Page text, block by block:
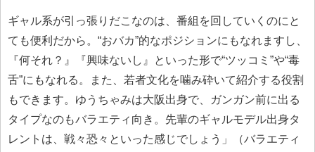
ギャル系が引っ張りだこなのは、番組を回していくのにと
ても便利だから。“おバカ”的なポジションにもなれますし、
『何それ？』『興味ないし』といった形で“ツッコミ”や“毒
舌”にもなれる。また、若者文化を噛み砕いて紹介する役割
もできます。ゆうちゃみは大阪出身で、ガンガン前に出る
タイプなのもバラエティ向き。先輩のギャルモデル出身タ
レントは、戦々恐々といった感じでしょう」（バラエティ